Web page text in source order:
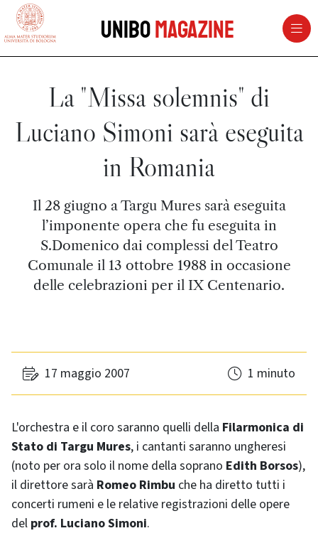
vai al contenuto della pagina
UniboMagazine
La "Missa solemnis" di
Luciano Simoni sarà eseguita
in Romania
Il 28 giugno a Targu Mures sarà eseguita
l’imponente opera che fu eseguita in
S.Domenico dai complessi del Teatro
Comunale il 13 ottobre 1988 in occasione
delle celebrazioni per il IX Centenario.
17 maggio 2007 1 minuto
L'orchestra e il coro saranno quelli della Filarmonica di
Stato di Targu Mures, i cantanti saranno ungheresi
(noto per ora solo il nome della soprano Edith Borsos),
il direttore sarà Romeo Rimbu che ha diretto tutti i
concerti rumeni e le relative registrazioni delle opere
del prof. Luciano Simoni.